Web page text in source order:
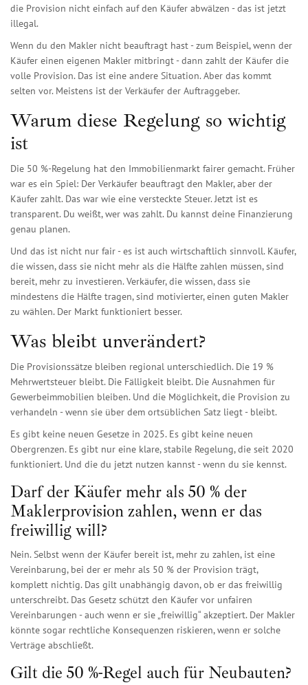
die Provision nicht einfach auf den Käufer abwälzen - das ist jetzt
illegal.
Wenn du den Makler nicht beauftragt hast - zum Beispiel, wenn der
Käufer einen eigenen Makler mitbringt - dann zahlt der Käufer die
volle Provision. Das ist eine andere Situation. Aber das kommt
selten vor. Meistens ist der Verkäufer der Auftraggeber.
Warum diese Regelung so wichtig
ist
Die 50 %-Regelung hat den Immobilienmarkt fairer gemacht. Früher
war es ein Spiel: Der Verkäufer beauftragt den Makler, aber der
Käufer zahlt. Das war wie eine versteckte Steuer. Jetzt ist es
transparent. Du weißt, wer was zahlt. Du kannst deine Finanzierung
genau planen.
Und das ist nicht nur fair - es ist auch wirtschaftlich sinnvoll. Käufer,
die wissen, dass sie nicht mehr als die Hälfte zahlen müssen, sind
bereit, mehr zu investieren. Verkäufer, die wissen, dass sie
mindestens die Hälfte tragen, sind motivierter, einen guten Makler
zu wählen. Der Markt funktioniert besser.
Was bleibt unverändert?
Die Provisionssätze bleiben regional unterschiedlich. Die 19 %
Mehrwertsteuer bleibt. Die Fälligkeit bleibt. Die Ausnahmen für
Gewerbeimmobilien bleiben. Und die Möglichkeit, die Provision zu
verhandeln - wenn sie über dem ortsüblichen Satz liegt - bleibt.
Es gibt keine neuen Gesetze in 2025. Es gibt keine neuen
Obergrenzen. Es gibt nur eine klare, stabile Regelung, die seit 2020
funktioniert. Und die du jetzt nutzen kannst - wenn du sie kennst.
Darf der Käufer mehr als 50 % der
Maklerprovision zahlen, wenn er das
freiwillig will?
Nein. Selbst wenn der Käufer bereit ist, mehr zu zahlen, ist eine
Vereinbarung, bei der er mehr als 50 % der Provision trägt,
komplett nichtig. Das gilt unabhängig davon, ob er das freiwillig
unterschreibt. Das Gesetz schützt den Käufer vor unfairen
Vereinbarungen - auch wenn er sie „freiwillig“ akzeptiert. Der Makler
könnte sogar rechtliche Konsequenzen riskieren, wenn er solche
Verträge abschließt.
Gilt die 50 %-Regel auch für Neubauten?